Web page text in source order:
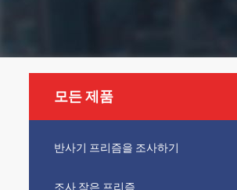
모든 제품
반사기 프리즘을 조사하기
조사 작은 프리즘